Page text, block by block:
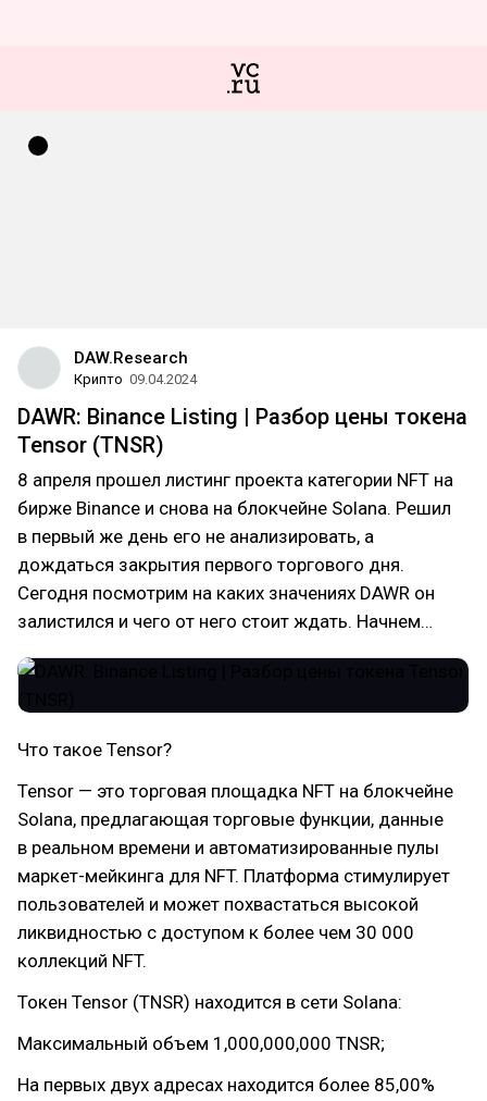
DAW.Research
Крипто 09.04.2024
DAWR: Binance Listing | Разбор цены токена
Tensor (TNSR)
8 апреля прошел листинг проекта категории NFT на
бирже Binance и снова на блокчейне Solana. Решил
в первый же день его не анализировать, а
дождаться закрытия первого торгового дня.
Сегодня посмотрим на каких значениях DAWR он
залистился и чего от него стоит ждать. Начнем…
Что такое Tensor?
Tensor — это торговая площадка NFT на блокчейне
Solana, предлагающая торговые функции, данные
в реальном времени и автоматизированные пулы
маркет-мейкинга для NFT. Платформа стимулирует
пользователей и может похвастаться высокой
ликвидностью с доступом к более чем 30 000
коллекций NFT.
Токен Tensor (TNSR) находится в сети Solana:
Максимальный объем 1,000,000,000 TNSR;
На первых двух адресах находится более 85,00%